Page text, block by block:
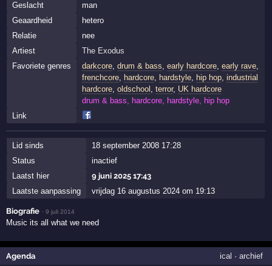
Geslacht
man
Geaardheid
hetero
Relatie
nee
Artiest
The Exodus
Favoriete genres
darkcore, drum & bass, early hardcore, early rave,
frenchcore, hardcore, hardstyle, hip hop, industrial
hardcore, oldschool , terror, UK hardcore
drum & bass, hardcore, hardstyle, hip hop
Link
Lid sinds
18 september 2008 17:28
Status
inactief
Laatst hier
9 juni 2025 17:43
Laatste aanpassing
vrijdag 16 augustus 2024 om 19:13
Biografie ·9 juli 2014
Music its all what we need
Agenda ical · archief